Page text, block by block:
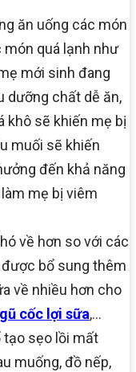
ăn uống các món
món quá lạnh như
mới sinh đang
dưỡng chất dễ ăn,
khô sẽ khiến mẹ bị
muối sẽ khiến
đến khả năng
mẹ bị viêm
về hơn so với các
bổ sung thêm
về nhiều hơn cho
cốc lợi sữa,…
tạo sẹo lồi mất
muống, đồ nếp,